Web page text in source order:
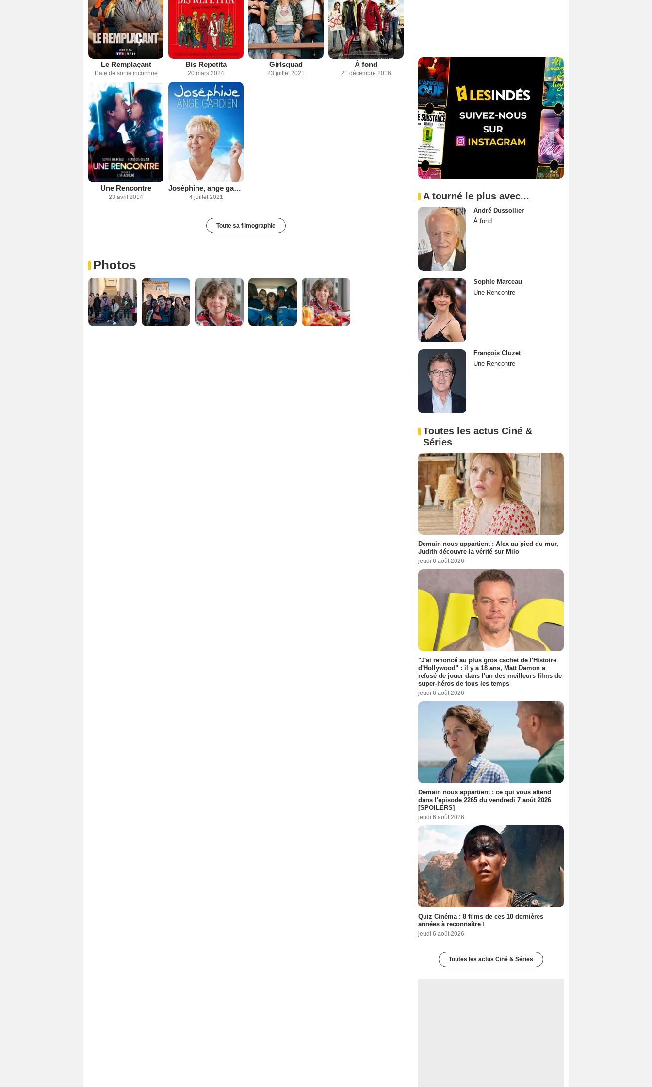
Le Remplaçant
Date de sortie inconnue
Bis Repetita
20 mars 2024
Girlsquad
23 juillet 2021
À fond
21 décembre 2016
Une Rencontre
23 avril 2014
Joséphine, ange gardien
4 juillet 2021
Toute sa filmographie
Photos
A tourné le plus avec...
André Dussollier
À fond
Sophie Marceau
Une Rencontre
François Cluzet
Une Rencontre
Toutes les actus Ciné &
Séries
Demain nous appartient : Alex au pied du mur,
Judith découvre la vérité sur Milo
jeudi 6 août 2026
"J'ai renoncé au plus gros cachet de l'Histoire
d'Hollywood" : il y a 18 ans, Matt Damon a
refusé de jouer dans l'un des meilleurs films de
super-héros de tous les temps
jeudi 6 août 2026
Demain nous appartient : ce qui vous attend
dans l'épisode 2265 du vendredi 7 août 2026
[SPOILERS]
jeudi 6 août 2026
Quiz Cinéma : 8 films de ces 10 dernières
années à reconnaître !
jeudi 6 août 2026
Toutes les actus Ciné & Séries